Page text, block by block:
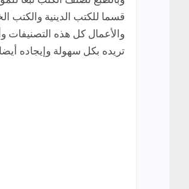
قسما للكتب الدينية والكتب
والأعمال كل هذه التصنيفات
تريده بكل سهولة وإيجاده